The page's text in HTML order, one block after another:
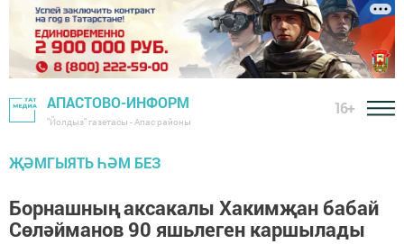
АПАСТОВО-ИНФОРМ
"Йолдыз" газетасы - Апас районы
16+
ҖӘМГЫЯТЬ ҺӘМ БЕЗ
Борнашның аксакалы Хакимҗан бабай
Сөләйманов 90 яшьлеген каршылады